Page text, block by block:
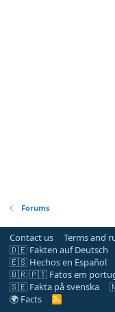
Forums
Contact us Terms and
🇩🇪 Fakten auf Deutsch
🇪🇸 Hechos en Español
🇧🇷 🇵🇹 Fatos em
🇸🇪 Fakta på svenska
🌍 Facts
R